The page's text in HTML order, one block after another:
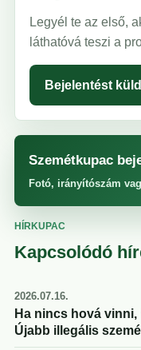
Legyél te az első,
láthatóvá teszi a
Bejelentést
Szemétkupac
Fotó, irányítószám
HÍRKUPAC
Kapcsolódó
2026.07.16.
Ha nincs hová
Újabb illegális